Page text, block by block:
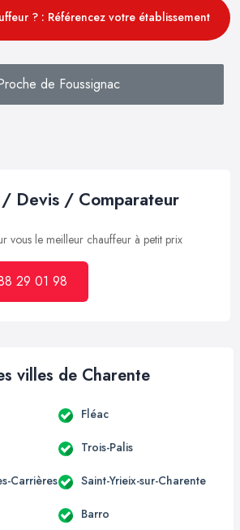
? : Référencez votre établissement
de Foussignac
/ Devis / Comparateur
vous le meilleur chauffeur à petit prix
29 01 98
villes de Charente
Fléac
Trois-Palis
Carrières Saint-Yrieix-sur-Charente
Barro